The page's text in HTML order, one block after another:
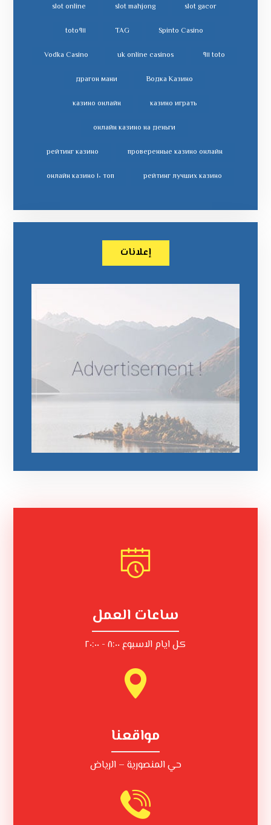
slot gacor
slot mahjong
slot online
Spinto Casino
TAG toto٩١١
toto ٩١١ uk online casinos
Vodka Casino
Водка Казино
драгон мани
казино играть
казино онлайн
онлайн казино на деньги
проверенные казино онлайн
рейтинг казино
рейтинг лучших казино топ ١٠ онлайн казино
إعلانات
ساعات العمل
كل ايام الاسبوع ٨:٠٠ - ٢٠:٠٠
مواقعنا
حي المنصورية – الرياض